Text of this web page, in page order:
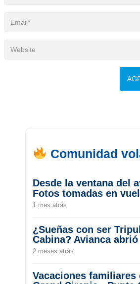
Comunidad
Desde la ventana del
Fotos tomadas en
1 mes atrás
¿Sueñas con ser
Cabina? Avianca
2 meses atrás
Vacaciones familiares